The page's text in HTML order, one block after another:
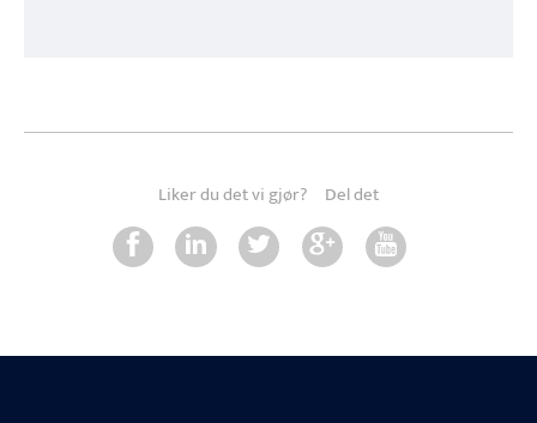
Liker du det vi gjør? Del det